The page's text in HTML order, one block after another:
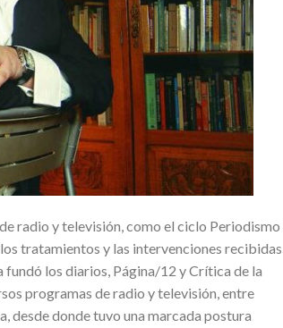
radio y televisión, como el ciclo Periodismo
tratamientos y las intervenciones
fundó los diarios, Página/12 y Crítica de la
programas de radio y televisión, entre
desde donde tuvo una marcada postura